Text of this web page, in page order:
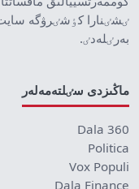
ٸشٸنارا كٶشٸرۋگە
بەرٸلەدٸ.
ماڭىزدى سٸلتەمەلەر
Dala 360
Politica
Vox Populi
Dala Finance